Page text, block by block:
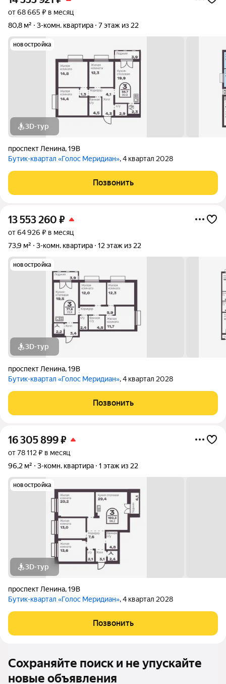
от 68 665 ₽ в месяц
80,8 м²
3-комн. квартира 7 этаж из 22
новостройка
3D-тур
проспект Ленина,19В
Бутик-квартал «Голос Меридиан», 4 квартал 2028
Позвонить
13 553 260 ₽
от 64 926 ₽ в месяц
73,9 м²
3-комн. квартира 12 этаж из 22
новостройка
3D-тур
проспект Ленина,19В
Бутик-квартал «Голос Меридиан», 4 квартал 2028
Позвонить
16 305 899₽
от 78 112 ₽ в месяц
96,2 м²
3-комн. квартира 1 этаж из 22
новостройка
3D-тур
проспект Ленина,19В
Бутик-квартал «Голос Меридиан», 4 квартал 2028
Позвонить
Сохраняйте поиск и не упускайте
новые объявления